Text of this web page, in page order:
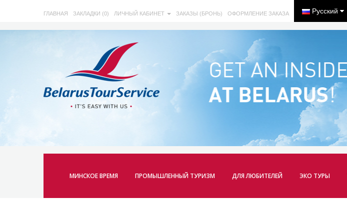
ГЛАВНАЯ ЗАКЛАДКИ (0) ЛИЧНЫЙ КАБИНЕТ ЗАКАЗЫ (БРОНЬ) ОФОРМЛЕНИЕ ЗАКАЗА Русский
МИНСКОЕ ВРЕМЯ ПРОМЫШЛЕННЫЙ ТУРИЗМ ДЛЯ ЛЮБИТЕЛЕЙ ЭКО ТУРЫ